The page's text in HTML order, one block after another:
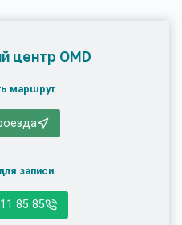
центр OMD
маршрут
записи
85 85